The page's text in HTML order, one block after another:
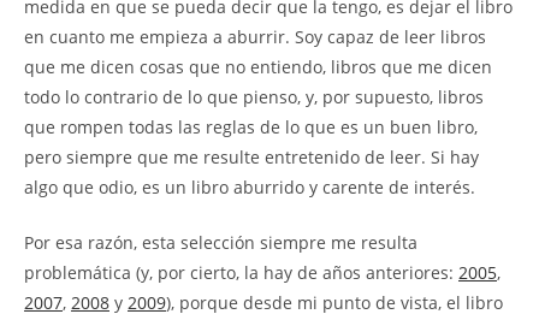
medida en que se pueda decir que la tengo, es dejar el libro
en cuanto me empieza a aburrir. Soy capaz de leer libros
que me dicen cosas que no entiendo, libros que me dicen
todo lo contrario de lo que pienso, y, por supuesto, libros
que rompen todas las reglas de lo que es un buen libro,
pero siempre que me resulte entretenido de leer. Si hay
algo que odio, es un libro aburrido y carente de interés.
Por esa razón, esta selección siempre me resulta
problemática (y, por cierto, la hay de años anteriores: 2005,
2007, 2008 y 2009), porque desde mi punto de vista, el libro